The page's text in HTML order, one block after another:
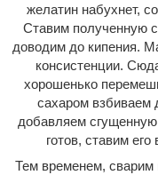
желатин набухнет,
Ставим полученную
доводим до кипения.
консистенции.
хорошенько
сахаром взбиваем
добавляем
готов, ставим
Тем временем, сварим